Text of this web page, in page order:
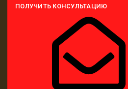
ПОЛУЧИТЬ КОНСУЛЬТАЦИЮ